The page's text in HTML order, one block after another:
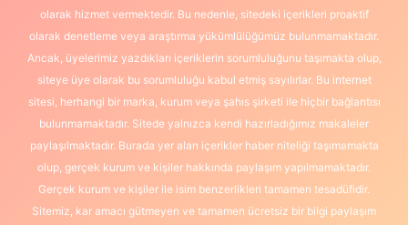
olarak hizmet vermektedir. Bu nedenle, sitedeki içerikleri proaktif
olarak denetleme veya araştırma yükümlülüğümüz bulunmamaktadır.
Ancak, üyelerimiz yazdıkları içeriklerin sorumluluğunu taşımakta olup,
siteye üye olarak bu sorumluluğu kabul etmiş sayılırlar. Bu internet
sitesi, herhangi bir marka, kurum veya şahıs şirketi ile hiçbir bağlantısı
bulunmamaktadır. Sitede yalnızca kendi hazırladığımız makaleler
paylaşılmaktadır. Burada yer alan içerikler haber niteliği taşımamakta
olup, gerçek kurum ve kişiler hakkında paylaşım yapılmamaktadır.
Gerçek kurum ve kişiler ile isim benzerlikleri tamamen tesadüfidir.
Sitemiz, kar amacı gütmeyen ve tamamen ücretsiz bir bilgi paylaşım